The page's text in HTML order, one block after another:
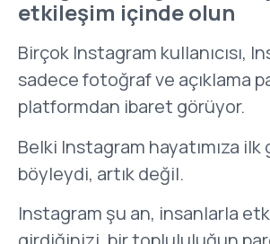
etkileşim içinde olun
Birçok Instagram kullanıcısı,
sadece fotoğraf ve açıklama
platformdan ibaret görüyor.
Belki Instagram hayatımıza
böyleydi, artık değil.
Instagram şu an, insanlarla